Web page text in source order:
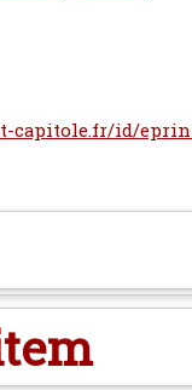
capitole.fr/id/